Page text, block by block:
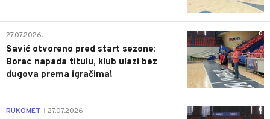
0
27.07.2026.
Savić otvoreno pred start sezone:
Borac napada titulu, klub ulazi bez
dugova prema igračima!
0
RUKOMET 27.07.2026.